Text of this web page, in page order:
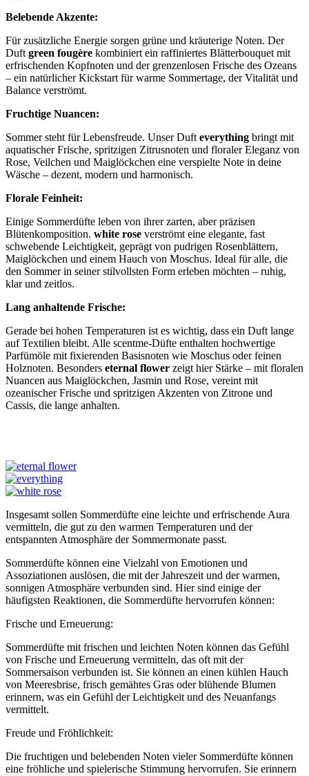
Belebende Akzente:
Für zusätzliche Energie sorgen grüne und kräuterige Noten. Der
Duft green fougère kombiniert ein raffiniertes Blätterbouquet mit
erfrischenden Kopfnoten und der grenzenlosen Frische des Ozeans
– ein natürlicher Kickstart für warme Sommertage, der Vitalität und
Balance verströmt.
Fruchtige Nuancen:
Sommer steht für Lebensfreude. Unser Duft everything bringt mit
aquatischer Frische, spritzigen Zitrusnoten und floraler Eleganz von
Rose, Veilchen und Maiglöckchen eine verspielte Note in deine
Wäsche – dezent, modern und harmonisch.
Florale Feinheit:
Einige Sommerdüfte leben von ihrer zarten, aber präzisen
Blütenkomposition. white rose verströmt eine elegante, fast
schwebende Leichtigkeit, geprägt von pudrigen Rosenblättern,
Maiglöckchen und einem Hauch von Moschus. Ideal für alle, die
den Sommer in seiner stilvollsten Form erleben möchten – ruhig,
klar und zeitlos.
Lang anhaltende Frische:
Gerade bei hohen Temperaturen ist es wichtig, dass ein Duft lange
auf Textilien bleibt. Alle scentme-Düfte enthalten hochwertige
Parfümöle mit fixierenden Basisnoten wie Moschus oder feinen
Holznoten. Besonders eternal flower zeigt hier Stärke – mit floralen
Nuancen aus Maiglöckchen, Jasmin und Rose, vereint mit
ozeanischer Frische und spritzigen Akzenten von Zitrone und
Cassis, die lange anhalten.
Insgesamt sollen Sommerdüfte eine leichte und erfrischende Aura
vermitteln, die gut zu den warmen Temperaturen und der
entspannten Atmosphäre der Sommermonate passt.
Sommerdüfte können eine Vielzahl von Emotionen und
Assoziationen auslösen, die mit der Jahreszeit und der warmen,
sonnigen Atmosphäre verbunden sind. Hier sind einige der
häufigsten Reaktionen, die Sommerdüfte hervorrufen können:
Frische und Erneuerung:
Sommerdüfte mit frischen und leichten Noten können das Gefühl
von Frische und Erneuerung vermitteln, das oft mit der
Sommersaison verbunden ist. Sie können an einen kühlen Hauch
von Meeresbrise, frisch gemähtes Gras oder blühende Blumen
erinnern, was ein Gefühl der Leichtigkeit und des Neuanfangs
vermittelt.
Freude und Fröhlichkeit:
Die fruchtigen und belebenden Noten vieler Sommerdüfte können
eine fröhliche und spielerische Stimmung hervorrufen. Sie erinnern